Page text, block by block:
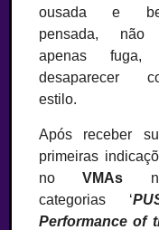
ousada e
pensada,
apenas
desaparecer
estilo.
Após receber
primeiras
no VMAs
categorias ‘
Performance of